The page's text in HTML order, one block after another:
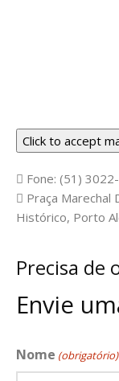
Click to accept
Fone: (51)
Praça Marechal
Histórico, Porto
Precisa de
Envie
Nome (obrigatório)